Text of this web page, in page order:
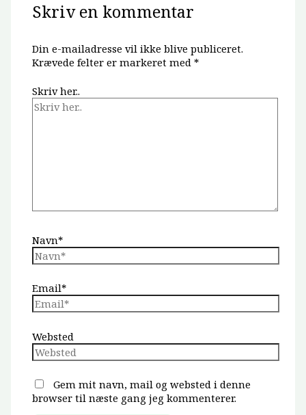
Skriv en kommentar
Din e-mailadresse vil ikke blive publiceret.
Krævede felter er markeret med*
Skriv her..
Navn*
Email*
Websted
Gem mit navn, mail og websted i denne
browser til næste gang jeg kommenterer.